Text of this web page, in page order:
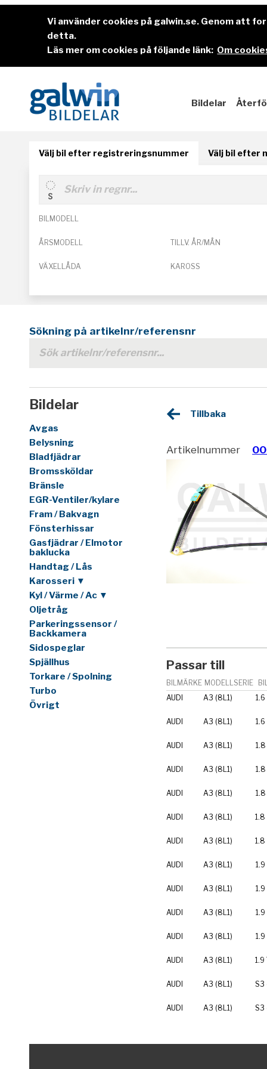
Vi använder cookies på galwin.se. Genom att
detta.
Läs mer om cookies på följande länk: Om
Bildelar
Välj bil efter registreringsnummer Välj bil efter
BILMODELL
ÅRSMODELL TILLV. ÅR/MÅN
VÄXELLÅDA KAROSS
Sökning på artikelnr/referensnr
Bildelar
Avgas
Belysning
Bladfjädrar
Bromssköldar
Bränsle
EGR-Ventiler/kylare
Fram / Bakvagn
Fönsterhissar
Gasfjädrar / Elmotor
baklucka
Handtag / Lås
Karosseri ▼
Kyl / Värme / Ac ▼
Oljetråg
Parkeringssensor /
Backkamera
Sidospeglar
Spjällhus
Torkare / Spolning
Turbo
Övrigt
Tillbaka
Artikelnummer
Passar till
BILMÄRKE MODELLSERIE
AUDI
A3 (8L1) 1.6
AUDI A3 (8L1) 1.6
AUDI A3 (8L1) 1.8
AUDI A3 (8L1) 1.8
AUDI A3 (8L1) 1.8
AUDI A3 (8L1)
AUDI A3 (8L1)
AUDI A3 (8L1) 1.9
AUDI A3 (8L1) 1.9
AUDI A3 (8L1) 1.9
AUDI A3 (8L1) 1.9
AUDI A3 (8L1)
AUDI A3 (8L1) S3
AUDI A3 (8L1) S3